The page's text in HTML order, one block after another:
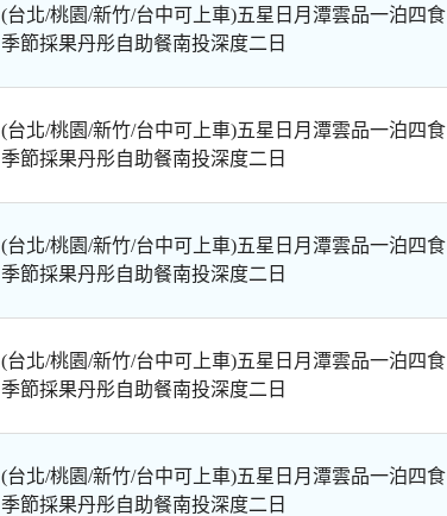
(台北/桃園/新竹/台中可上車)五星日月潭雲品一泊四食
季節採果丹彤自助餐南投深度二日
(台北/桃園/新竹/台中可上車)五星日月潭雲品一泊四食
季節採果丹彤自助餐南投深度二日
(台北/桃園/新竹/台中可上車)五星日月潭雲品一泊四食
季節採果丹彤自助餐南投深度二日
(台北/桃園/新竹/台中可上車)五星日月潭雲品一泊四食
季節採果丹彤自助餐南投深度二日
(台北/桃園/新竹/台中可上車)五星日月潭雲品一泊四食
季節採果丹彤自助餐南投深度二日